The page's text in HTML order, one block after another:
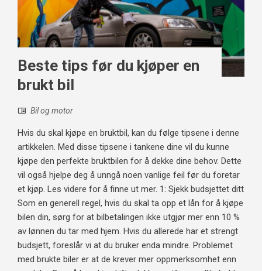
Beste tips før du kjøper en
brukt bil
Bil og motor
Hvis du skal kjøpe en bruktbil, kan du følge tipsene i denne
artikkelen. Med disse tipsene i tankene dine vil du kunne
kjøpe den perfekte bruktbilen for å dekke dine behov. Dette
vil også hjelpe deg å unngå noen vanlige feil før du foretar
et kjøp. Les videre for å finne ut mer. 1: Sjekk budsjettet ditt
Som en generell regel, hvis du skal ta opp et lån for å kjøpe
bilen din, sørg for at bilbetalingen ikke utgjør mer enn 10 %
av lønnen du tar med hjem. Hvis du allerede har et strengt
budsjett, foreslår vi at du bruker enda mindre. Problemet
med brukte biler er at de krever mer oppmerksomhet enn